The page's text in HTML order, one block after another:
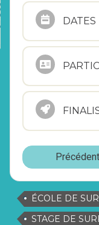
DATES
Précédent
ÉCOLE DE
STAGE DE